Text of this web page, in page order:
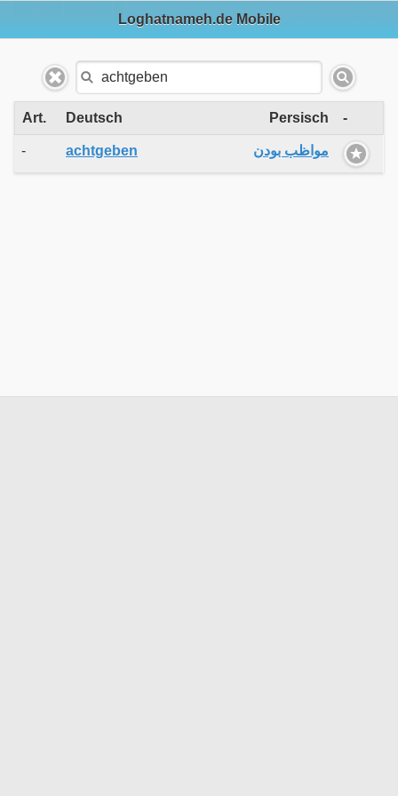
Loghatnameh.de Mobile
Art. Deutsch Persisch -
- achtgeben مواظب بودن